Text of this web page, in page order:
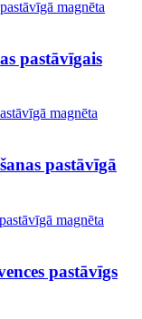
pastāvīgais
pastāvīgā
pastāvīgs